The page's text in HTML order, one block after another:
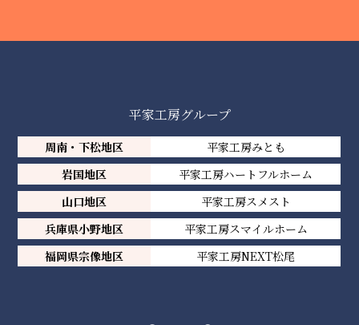
平家工房グループ
周南・下松地区
平家工房みとも
岩国地区
平家工房ハートフルホーム
山口地区
平家工房スメスト
兵庫県小野地区
平家工房スマイルホーム
福岡県宗像地区
平家工房NEXT松尾